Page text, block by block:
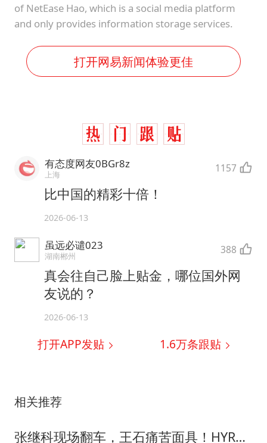
of NetEase Hao, which is a social media platform
and only provides information storage services.
打开网易新闻体验更佳
有态度网友0BGr8z
上海 1157
比中国的精彩十倍！
2026-06-13
虽远必谴023
湖南郴州 388
真会往自己脸上贴金，哪位国外网
友说的？
2026-06-13
打开APP发贴 1.6万条跟贴
相关推荐
张继科现场翻车，王石痛苦面具！HYROX是花800块买8公里“酷刑”？